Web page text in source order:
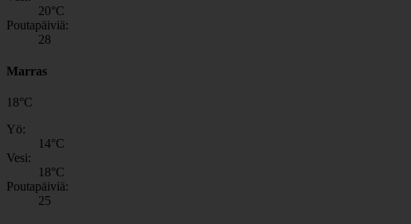
20°C
Poutapäiviä:
28
Marras
18°C
Yö:
14°C
Vesi:
18°C
Poutapäiviä:
25